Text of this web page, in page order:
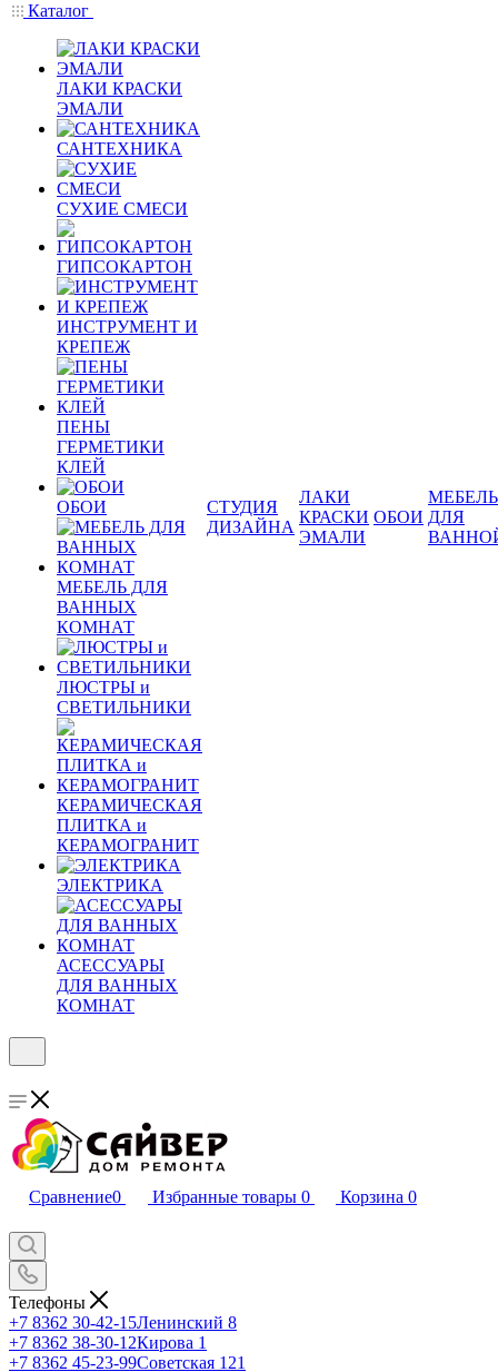
Каталог
ЛАКИ КРАСКИ
ЭМАЛИ
САНТЕХНИКА
СУХИЕ СМЕСИ
ГИПСОКАРТОН
ИНСТРУМЕНТ И
КРЕПЕЖ
ПЕНЫ
ГЕРМЕТИКИ
КЛЕЙ
ОБОИ
МЕБЕЛЬ ДЛЯ
ВАННЫХ
КОМНАТ
ЛЮСТРЫ и
СВЕТИЛЬНИКИ
КЕРАМИЧЕСКАЯ
ПЛИТКА и
КЕРАМОГРАНИТ
ЭЛЕКТРИКА
АСЕССУАРЫ
ДЛЯ ВАННЫХ
КОМНАТ
СТУДИЯ
ДИЗАЙНА
ЛАКИ
КРАСКИ
ЭМАЛИ
ОБОИ
МЕБЕЛЬ
ДЛЯ
Сравнение0 Избранные товары 0 Корзина 0
Телефоны
+7 8362 30-42-15Ленинский 8
+7 8362 38-30-12Кирова 1
+7 8362 45-23-99Советская 121